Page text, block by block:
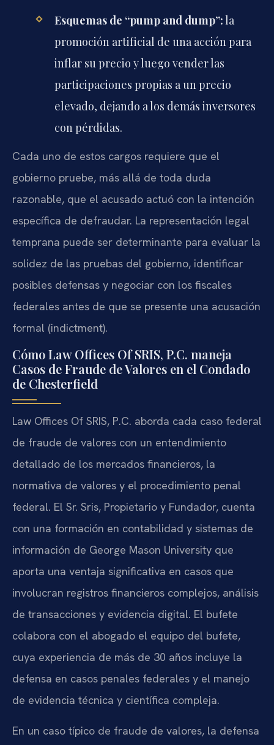
Esquemas de “pump and dump”:la
promoción artificial de una acción para
inflar su precio y luego vender las
participaciones propias a un precio
elevado, dejando a los demás inversores
con pérdidas.
Cada uno de estos cargos requiere que el
gobierno pruebe, más allá de toda duda
razonable, que el acusado actuó con la intención
específica de defraudar. La representación legal
temprana puede ser determinante para evaluar la
solidez de las pruebas del gobierno, identificar
posibles defensas y negociar con los fiscales
federales antes de que se presente una acusación
formal (indictment).
Cómo Law Offices Of SRIS, P.C. maneja
Casos de Fraude de Valores en el Condado
de Chesterfield
Law Offices Of SRIS, P.C. aborda cada caso federal
de fraude de valores con un entendimiento
detallado de los mercados financieros, la
normativa de valores y el procedimiento penal
federal. El Sr. Sris, Propietario y Fundador, cuenta
con una formación en contabilidad y sistemas de
información de George Mason University que
aporta una ventaja significativa en casos que
involucran registros financieros complejos, análisis
de transacciones y evidencia digital. El bufete
colabora con el abogado el equipo del bufete,
cuya experiencia de más de 30 años incluye la
defensa en casos penales federales y el manejo
de evidencia técnica y científica compleja.
En un caso típico de fraude de valores, la defensa